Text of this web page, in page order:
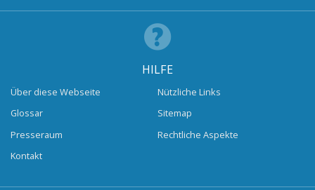
HILFE
Über diese Webseite
Glossar
Presseraum
Kontakt
Nützliche Links
Sitemap
Rechtliche Aspekte